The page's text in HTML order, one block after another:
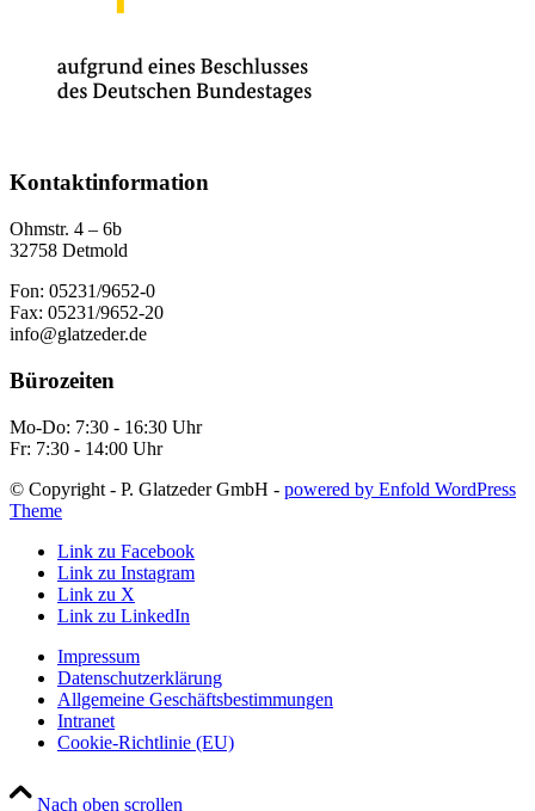
Kontaktinformation
Ohmstr. 4 – 6b
32758 Detmold
Fon: 05231/9652-0
Fax: 05231/9652-20
info@glatzeder.de
Bürozeiten
Mo-Do: 7:30 - 16:30 Uhr
Fr: 7:30 - 14:00 Uhr
© Copyright - P. Glatzeder GmbH - powered by Enfold WordPress
Theme
Link zu Facebook
Link zu Instagram
Link zu X
Link zu LinkedIn
Impressum
Datenschutzerklärung
Allgemeine Geschäftsbestimmungen
Intranet
Cookie-Richtlinie (EU)
Nach oben scrollen